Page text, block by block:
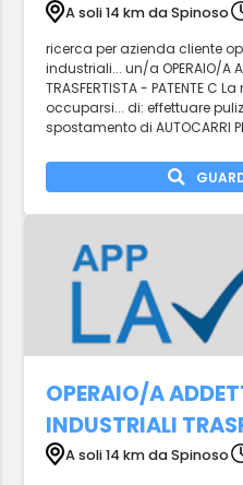
A soli 14 km da Spinoso
ricerca per azienda cliente
industriali... un/a OPERAIO/A
TRASFERTISTA - PATENTE C
occuparsi... di: effettuare
spostamento di AUTOCARRI
OPERAIO/A
INDUSTRIALI
A soli 14 km da Spinoso